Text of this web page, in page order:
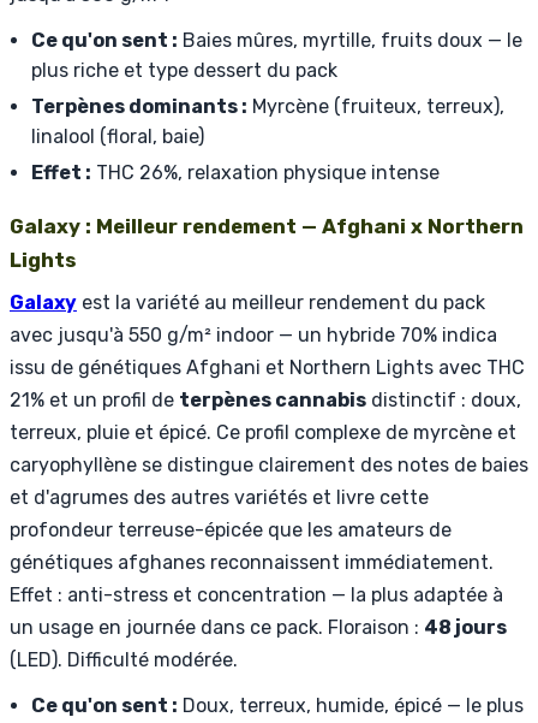
Ce qu'on sent : Baies mûres, myrtille, fruits doux — le
plus riche et type dessert du pack
Terpènes dominants : Myrcène (fruiteux, terreux),
linalool (floral, baie)
Effet : THC 26%, relaxation physique intense
Galaxy : Meilleur rendement — Afghani x Northern
Lights
Galaxy est la variété au meilleur rendement du pack
avec jusqu'à 550 g/m² indoor — un hybride 70% indica
issu de génétiques Afghani et Northern Lights avec THC
21% et un profil de terpènes cannabis distinctif : doux,
terreux, pluie et épicé. Ce profil complexe de myrcène et
caryophyllène se distingue clairement des notes de baies
et d'agrumes des autres variétés et livre cette
profondeur terreuse-épicée que les amateurs de
génétiques afghanes reconnaissent immédiatement.
Effet : anti-stress et concentration — la plus adaptée à
un usage en journée dans ce pack. Floraison : 48 jours
(LED). Difficulté modérée.
Ce qu'on sent : Doux, terreux, humide, épicé — le plus